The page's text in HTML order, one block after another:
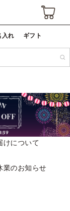
入れ ギフト
けについて
業のお知らせ